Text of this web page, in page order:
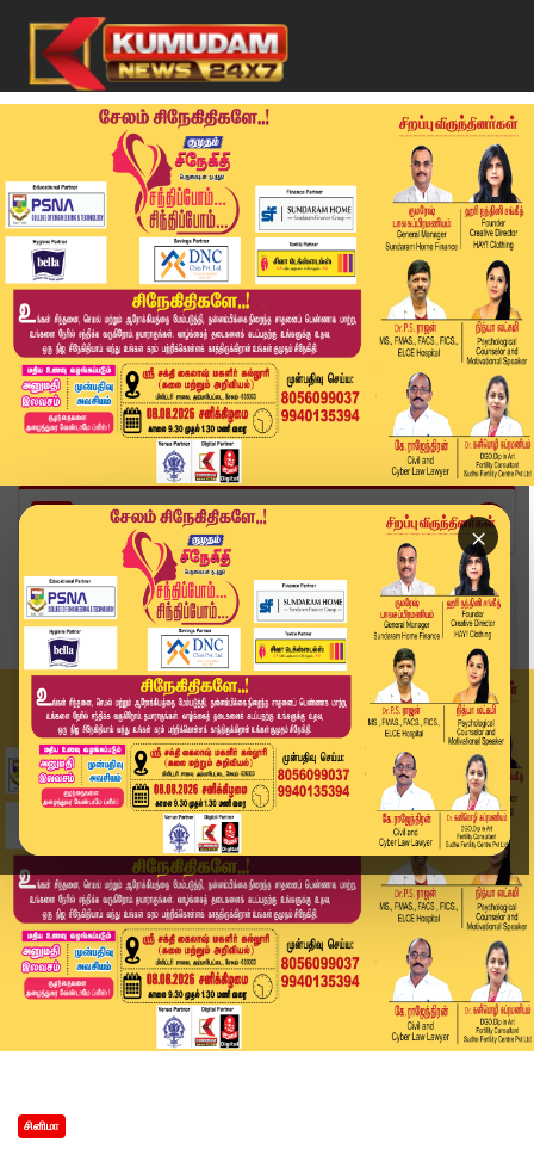
×
Home
சினிமா
அருண் விஜய்யின் 'ரெட்ட தல' திரைப்படம்.. வெளியான...
சினிமா